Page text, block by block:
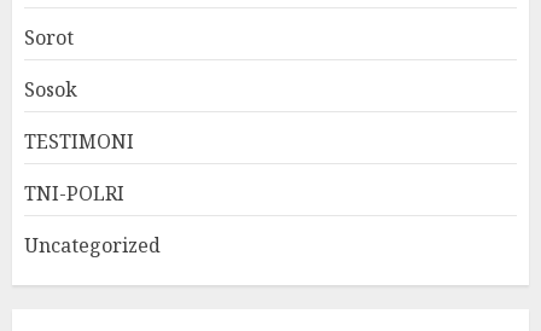
Sorot
Sosok
TESTIMONI
TNI-POLRI
Uncategorized